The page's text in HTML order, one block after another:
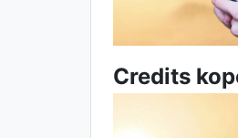
Credits